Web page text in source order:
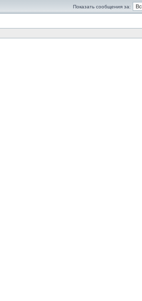
Показать сообщения за: